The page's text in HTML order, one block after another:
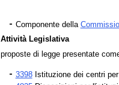
Componente della
Attività Legislativa
proposte di legge presentate
3398Istituzione dei centri